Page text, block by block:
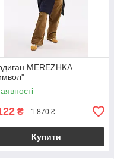
MEREZHKA
₴ 1 870 ₴
Купити